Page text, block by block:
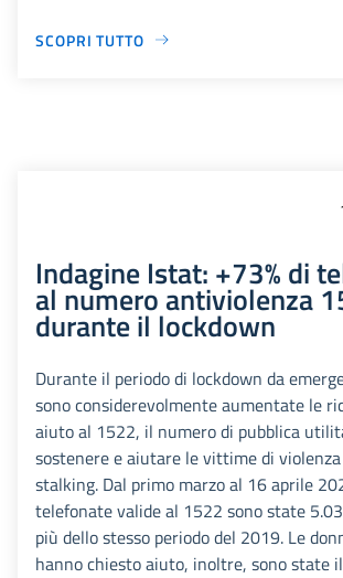
SCOPRI TUTTO
Indagine Istat: +73% di
al numero antiviolenza
durante il lockdown
Durante il periodo di lockdown da
sono considerevolmente aumentate le
aiuto al 1522, il numero di pubblica
sostenere e aiutare le vittime di
stalking. Dal primo marzo al 16 aprile
telefonate valide al 1522 sono state
più dello stesso periodo del 2019. Le
hanno chiesto aiuto, inoltre, sono state